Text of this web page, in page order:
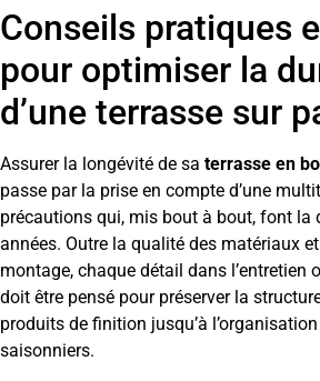
Conseils pratiques
pour optimiser la
d’une terrasse sur
Assurer la longévité de sa terrasse en
passe par la prise en compte d’une
précautions qui, mis bout à bout, font la
années. Outre la qualité des matériaux
montage, chaque détail dans l’entretien
doit être pensé pour préserver la
produits de finition jusqu’à
saisonniers.